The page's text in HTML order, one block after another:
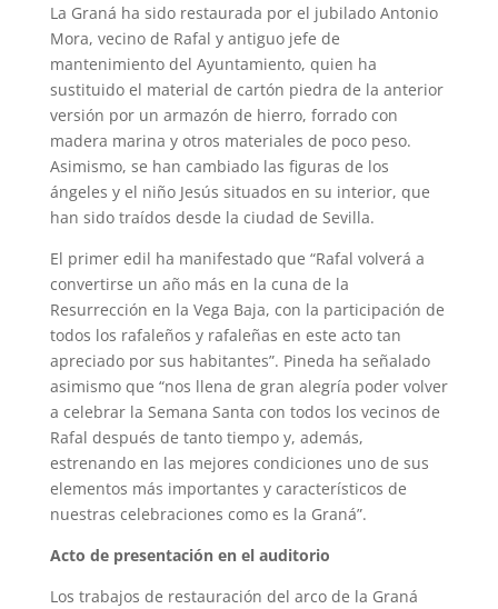
La Graná ha sido restaurada por el jubilado Antonio
Mora, vecino de Rafal y antiguo jefe de
mantenimiento del Ayuntamiento, quien ha
sustituido el material de cartón piedra de la anterior
versión por un armazón de hierro, forrado con
madera marina y otros materiales de poco peso.
Asimismo, se han cambiado las figuras de los
ángeles y el niño Jesús situados en su interior, que
han sido traídos desde la ciudad de Sevilla.
El primer edil ha manifestado que “Rafal volverá a
convertirse un año más en la cuna de la
Resurrección en la Vega Baja, con la participación de
todos los rafaleños y rafaleñas en este acto tan
apreciado por sus habitantes”. Pineda ha señalado
asimismo que “nos llena de gran alegría poder volver
a celebrar la Semana Santa con todos los vecinos de
Rafal después de tanto tiempo y, además,
estrenando en las mejores condiciones uno de sus
elementos más importantes y característicos de
nuestras celebraciones como es la Graná”.
Acto de presentación en el auditorio
Los trabajos de restauración del arco de la Graná